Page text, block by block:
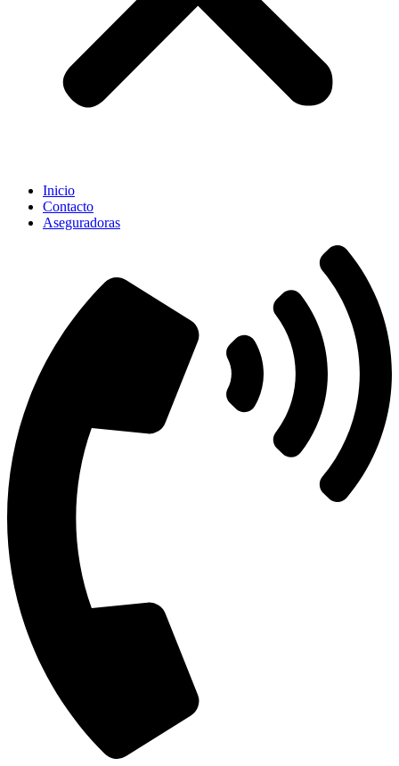
Inicio
Contacto
Aseguradoras